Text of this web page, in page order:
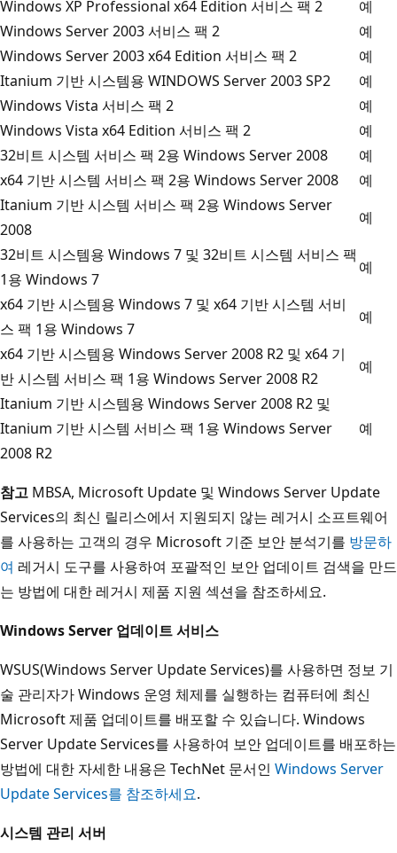
Windows XP Professional x64 Edition 서비스 팩 2
예
Windows Server 2003 서비스 팩 2
예
Windows Server 2003 x64 Edition 서비스 팩 2
예
Itanium 기반 시스템용 WINDOWS Server 2003 SP2
예
Windows Vista 서비스 팩 2
예
Windows Vista x64 Edition 서비스 팩 2
예
32비트 시스템 서비스 팩 2용 Windows Server 2008
예
x64 기반 시스템 서비스 팩 2용 Windows Server 2008
예
Itanium 기반 시스템 서비스 팩 2용 Windows Server
2008
예
32비트 시스템용 Windows 7 및 32비트 시스템 서비스 팩
1용 Windows 7
예
x64 기반 시스템용 Windows 7 및 x64 기반 시스템 서비
스 팩 1용 Windows 7
예
x64 기반 시스템용 Windows Server 2008 R2 및 x64 기
반 시스템 서비스 팩 1용 Windows Server 2008 R2
예
Itanium 기반 시스템용 Windows Server 2008 R2 및
Itanium 기반 시스템 서비스 팩 1용 Windows Server
2008 R2
예
참고 MBSA, Microsoft Update 및 Windows Server Update
Services의 최신 릴리스에서 지원되지 않는 레거시 소프트웨어
를 사용하는 고객의 경우 Microsoft 기준 보안 분석기를 방문하
여 레거시 도구를 사용하여 포괄적인 보안 업데이트 검색을 만드
는 방법에 대한 레거시 제품 지원 섹션을 참조하세요.
Windows Server 업데이트 서비스
WSUS(Windows Server Update Services)를 사용하면 정보 기
술 관리자가 Windows 운영 체제를 실행하는 컴퓨터에 최신
Microsoft 제품 업데이트를 배포할 수 있습니다. Windows
Server Update Services를 사용하여 보안 업데이트를 배포하는
방법에 대한 자세한 내용은 TechNet 문서인 Windows Server
Update Services를 참조하세요.
시스템 관리 서버